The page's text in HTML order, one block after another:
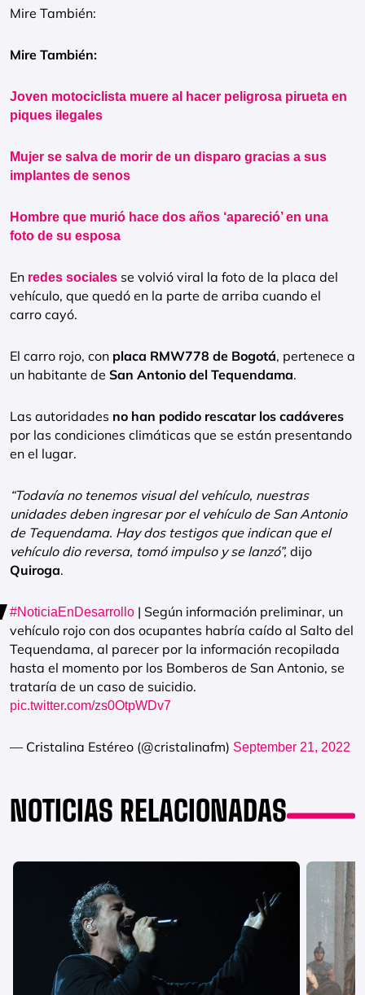
Mire También:
Mire También:
Joven motociclista muere al hacer peligrosa pirueta en
piques ilegales
Mujer se salva de morir de un disparo gracias a sus
implantes de senos
Hombre que murió hace dos años ‘apareció’ en una
foto de su esposa
En redes sociales se volvió viral la foto de la placa del
vehículo, que quedó en la parte de arriba cuando el
carro cayó.
El carro rojo, con placa RMW778 de Bogotá, pertenece a
un habitante de San Antonio del Tequendama.
Las autoridades no han podido rescatar los cadáveres
por las condiciones climáticas que se están presentando
en el lugar.
“Todavía no tenemos visual del vehículo, nuestras
unidades deben ingresar por el vehículo de San Antonio
de Tequendama. Hay dos testigos que indican que el
vehículo dio reversa, tomó impulso y se lanzó”, dijo
Quiroga.
#NoticiaEnDesarrollo | Según información preliminar, un
vehículo rojo con dos ocupantes habría caído al Salto del
Tequendama, al parecer por la información recopilada
hasta el momento por los Bomberos de San Antonio, se
trataría de un caso de suicidio.
pic.twitter.com/zs0OtpWDv7
— Cristalina Estéreo (@cristalinafm) September 21, 2022
NOTICIAS RELACIONADAS